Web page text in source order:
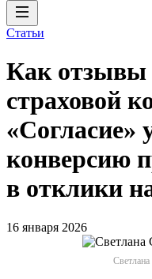
Статьи
Как отзывы
страховой
«Согласие»
конверсию
в отклики
16 января 2026
Светлана